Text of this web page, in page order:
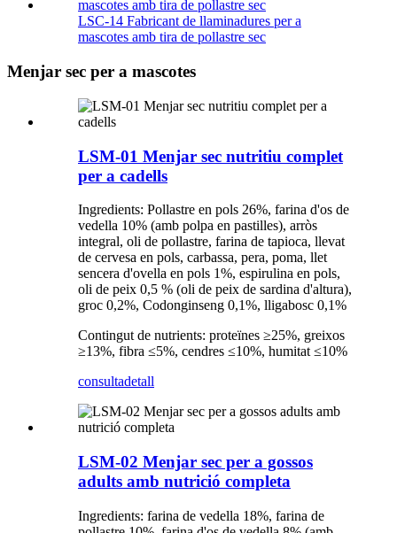
LSC-14 Fabricant de llaminadures per a
mascotes amb tira de pollastre sec
Menjar sec per a mascotes
LSM-01 Menjar sec nutritiu complet
per a cadells
Ingredients: Pollastre en pols 26%, farina d'os de
vedella 10% (amb polpa en pastilles), arròs
integral, oli de pollastre, farina de tapioca, llevat
de cervesa en pols, carbassa, pera, poma, llet
sencera d'ovella en pols 1%, espirulina en pols,
oli de peix 0,5 % (oli de peix de sardina d'altura),
groc 0,2%, Codonginseng 0,1%, lligabosc 0,1%
Contingut de nutrients: proteïnes ≥25%, greixos
≥13%, fibra ≤5%, cendres ≤10%, humitat ≤10%
consultadetall
LSM-02 Menjar sec per a gossos
adults amb nutrició completa
Ingredients: farina de vedella 18%, farina de